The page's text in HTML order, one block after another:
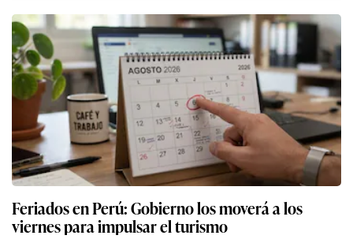
Feriados en Perú: Gobierno los moverá a los
viernes para impulsar el turismo